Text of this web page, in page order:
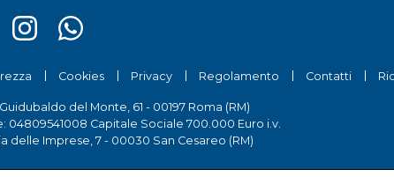
Cookies Privacy Regolamento Contatti
del Monte, 61 - 00197 Roma (RM)
04809541008 Capitale Sociale 700.000 Euro i.v.
delle Imprese, 7 - 00030 San Cesareo (RM)